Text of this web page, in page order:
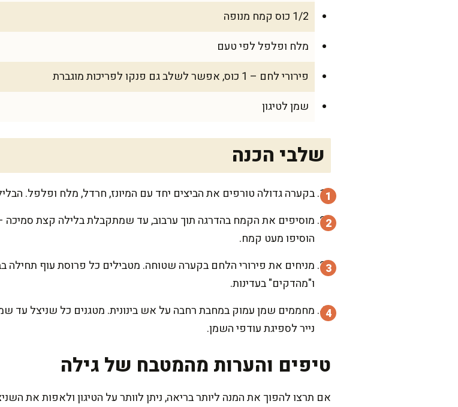
1/2 כוס קמח מנופה
מלח ופלפל לפי טעם
פירורי לחם – 1 כוס, אפשר לשלב גם פנקו לפריכות מוגברת
שמן לטיגון
שלבי הכנה
בקערה גדולה טורפים את הביצים יחד עם המיונז, חרדל, מלח ופלפל.
מוסיפים את הקמח בהדרגה תוך ערבוב, עד שמתקבלת בלילה קצת
הוסיפו מעט קמח.
מניחים את פירורי הלחם בקערה שטוחה. מטבילים כל פרוסת עוף תחילה
ו"מהדקים" בעדינות.
מחממים שמן עמוק במחבת רחבה על אש בינונית. מטגנים כל שניצל עד
נייר לספיגת עודפי השמן.
טיפים והערות מהמטבח של גילה